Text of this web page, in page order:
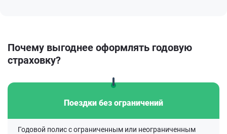
Почему выгоднее оформлять годовую
страховку?
Поездки без ограничений
Годовой полис с ограниченным или неограниченным